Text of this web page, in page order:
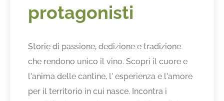
protagonisti
Storie di passione, dedizione e tradizione
che rendono unico il vino. Scopri il cuore e
l'anima delle cantine, l' esperienza e l'amore
per il territorio in cui nasce. Incontra i